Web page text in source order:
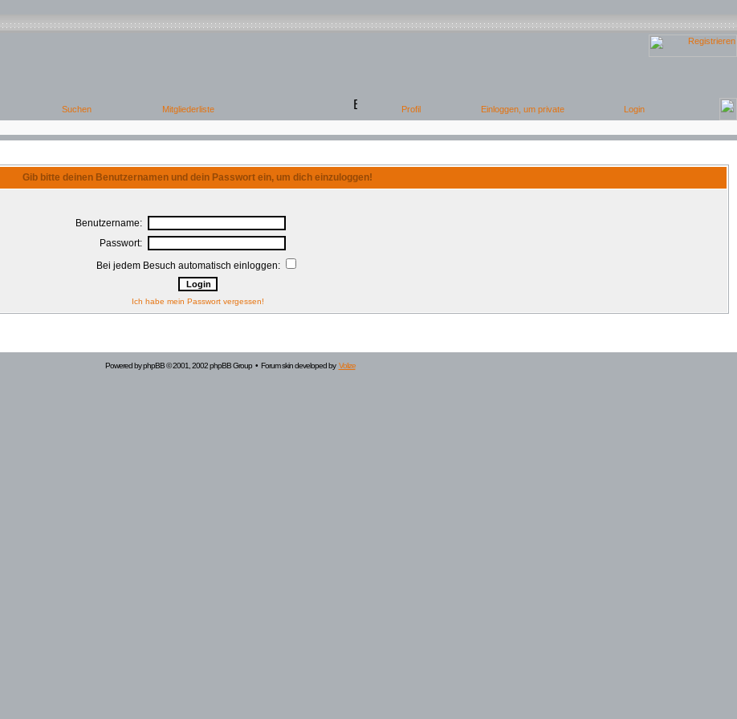
Gib bitte deinen Benutzernamen und dein Passwort ein, um dich einzuloggen!
Benutzername:
Passwort:
Bei jedem Besuch automatisch einloggen:
Ich habe mein Passwort vergessen!
Powered byphpBB© 2001, 2002 phpBB Group • Forum skin developed by Volize